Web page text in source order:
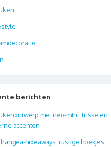
berichten
met neo-mint: frisse en
accenten
hideaways: rustige hoekjes